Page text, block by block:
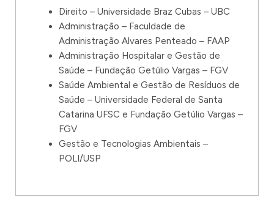
Direito – Universidade Braz Cubas – UBC
Administração – Faculdade de
Administração Alvares Penteado – FAAP
Administração Hospitalar e Gestão de
Saúde – Fundação Getúlio Vargas – FGV
Saúde Ambiental e Gestão de Resíduos de
Saúde – Universidade Federal de Santa
Catarina UFSC e Fundação Getúlio Vargas –
FGV
Gestão e Tecnologias Ambientais –
POLI/USP